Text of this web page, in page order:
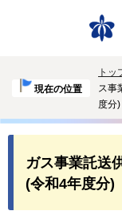
現在の位置
トッ
ス事
度分)
ガス事業託送
(令和4年度分)